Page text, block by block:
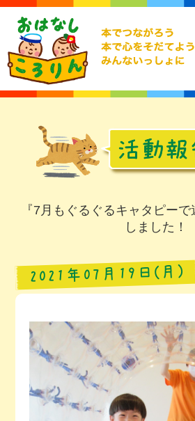
おはなしころりんと
チームの紹介
活動報告ブログ
今月の予定
活動場所のご案
ファンクラブのご案
『7月もぐるぐるキャタピー
しました！
2021年07月19日(月)